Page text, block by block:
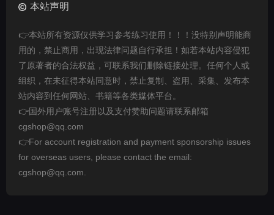
本站声明
👉本站所有资源仅供学习参考练习使用！！！没特别声明能商
用的，禁止商用，出现法律问题自行承担！如若本站内容侵犯
了原著者的合法权益，可联系我们删除链接处理。任何个人或
组织，在未征得本站同意时，禁止复制、盗用、采集、发布本
站内容到任何网站、书籍等各类媒体平台。
👉国外用户账号注册以及支付赞助问题请联系邮箱
cgshop@qq.com
👉For account registration and payment sponsorship issues
for overseas users, please contact the email:
cgshop@qq.com.